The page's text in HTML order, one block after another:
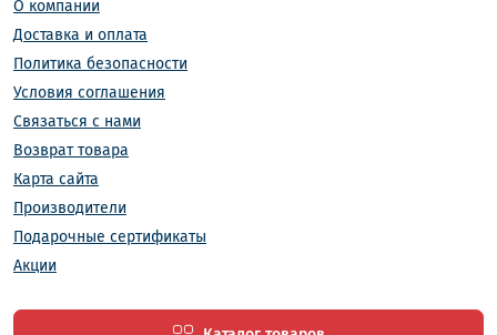
Передаточное число:
скоростей вращения входного и выходного
валов.
Крутящий момент:
который может передать редуктор.
двигателя к редуктору.
Тип редуктора:
конический, планетарный.
Материал корпуса:
ассортимент редукторов с 52 вариантом сборки с
О компании
Доставка и оплата
Политика безопасности
Условия соглашения
Связаться с нами
Возврат товара
Карта сайта
Производители
Подарочные сертификаты
Акции